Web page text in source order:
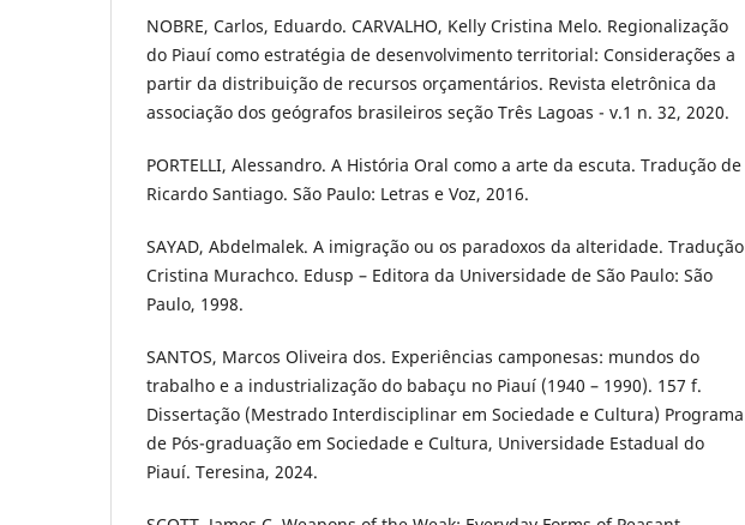
NOBRE, Carlos, Eduardo. CARVALHO, Kelly Cristina Melo. Regionalização
do Piauí como estratégia de desenvolvimento territorial: Considerações a
partir da distribuição de recursos orçamentários. Revista eletrônica da
associação dos geógrafos brasileiros seção Três Lagoas - v.1 n. 32, 2020.
PORTELLI, Alessandro. A História Oral como a arte da escuta. Tradução de
Ricardo Santiago. São Paulo: Letras e Voz, 2016.
SAYAD, Abdelmalek. A imigração ou os paradoxos da alteridade. Tradução
Cristina Murachco. Edusp – Editora da Universidade de São Paulo: São
Paulo, 1998.
SANTOS, Marcos Oliveira dos. Experiências camponesas: mundos do
trabalho e a industrialização do babaçu no Piauí (1940 – 1990). 157 f.
Dissertação (Mestrado Interdisciplinar em Sociedade e Cultura) Programa
de Pós-graduação em Sociedade e Cultura, Universidade Estadual do
Piauí. Teresina, 2024.